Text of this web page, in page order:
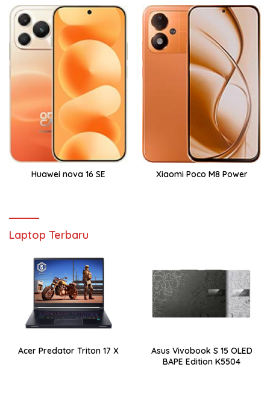
Huawei nova 16 SE Xiaomi Poco M8 Power
Laptop Terbaru
Acer Predator Triton 17 X
Asus Vivobook S 15 OLED
BAPE Edition K5504